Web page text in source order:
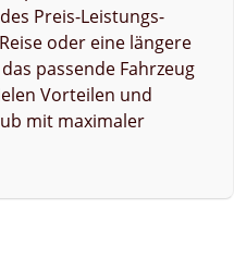
Preis-Leistungs-
oder eine längere
passende Fahrzeug
Vorteilen und
mit maximaler